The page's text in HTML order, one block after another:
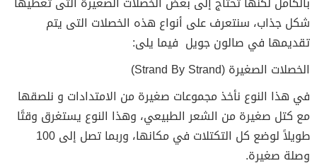
شكل جذاب، سنتعرف على أنواع هذه الخصلات التى يتم
تقديمها في صالون جويل فيما يلى:
الخصلات الصغيرة (Strand By Strand)
في هذا النوع نأخذ مجموعات صغيرة من الامتدادات و نلصقها
مع كتل صغيرة من الشعر الطبيعي، وهذا النوع يستغرق وقتًا
طويلاً لوضع كل التكتلات في مكانها، وربما تصل إلى 100
وصلة صغيرة.